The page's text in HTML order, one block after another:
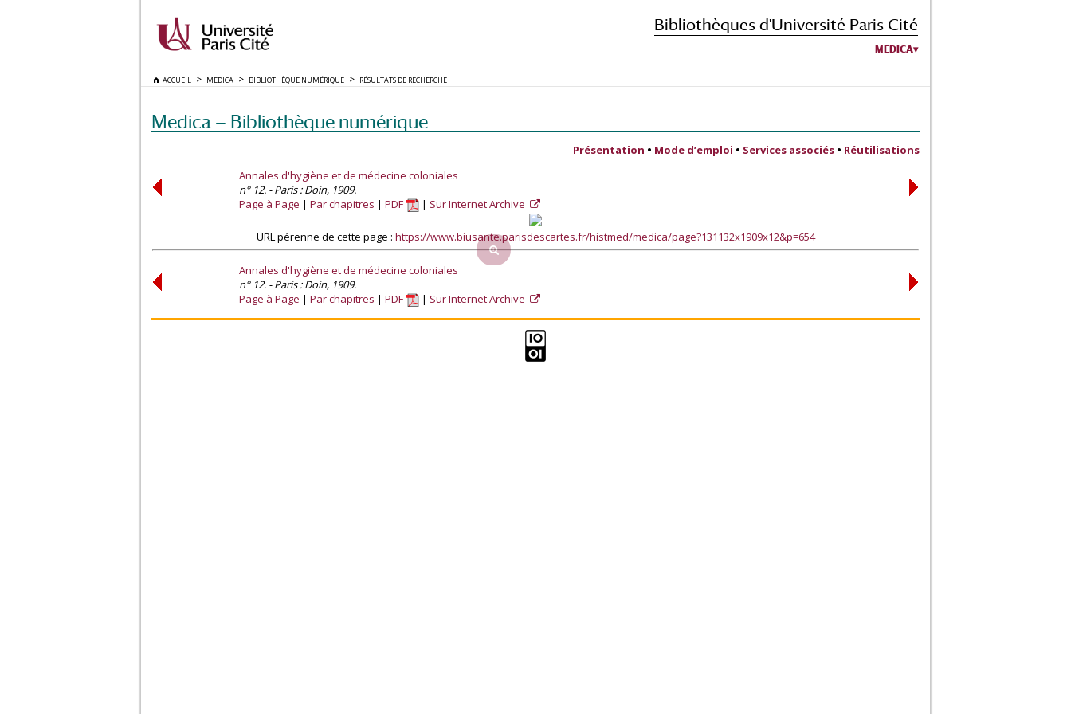
Bibliothèques d'Université Paris Cité
MEDICA
ACCUEIL MEDICA BIBLIOTHÈQUE NUMÉRIQUE RÉSULTATS DE RECHERCHE
Medica — Bibliothèque numérique
Présentation • Mode d’emploi • Services associés • Réutilisations
Annales d'hygiène et de médecine coloniales
n° 12. - Paris : Doin, 1909.
Page à Page
Par chapitres PDF Sur Internet Archive
URL pérenne de cette page : https://www.biusante.parisdescartes.fr/histmed/medica/page?131132x1909x12&p=654
Annales d'hygiène et de médecine coloniales
n° 12. - Paris : Doin, 1909.
Page à Page
Par chapitres PDF Sur Internet Archive